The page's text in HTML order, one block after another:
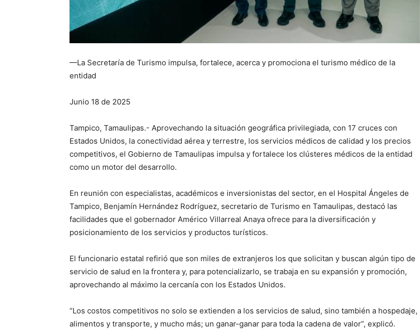
—La Secretaría de Turismo impulsa, fortalece, acerca y promociona el turismo médico de la
entidad
Junio 18 de 2025
Tampico, Tamaulipas.- Aprovechando la situación geográfica privilegiada, con 17 cruces con
Estados Unidos, la conectividad aérea y terrestre, los servicios médicos de calidad y los precios
competitivos, el Gobierno de Tamaulipas impulsa y fortalece los clústeres médicos de la entidad
como un motor del desarrollo.
En reunión con especialistas, académicos e inversionistas del sector, en el Hospital Ángeles de
Tampico, Benjamín Hernández Rodríguez, secretario de Turismo en Tamaulipas, destacó las
facilidades que el gobernador Américo Villarreal Anaya ofrece para la diversificación y
posicionamiento de los servicios y productos turísticos.
El funcionario estatal refirió que son miles de extranjeros los que solicitan y buscan algún tipo de
servicio de salud en la frontera y, para potencializarlo, se trabaja en su expansión y promoción,
aprovechando al máximo la cercanía con los Estados Unidos.
“Los costos competitivos no solo se extienden a los servicios de salud, sino también a hospedaje,
alimentos y transporte, y mucho más; un ganar-ganar para toda la cadena de valor”, explicó.